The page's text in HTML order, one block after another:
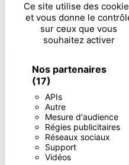
Ce site utilise des
et vous donne le
sur ceux que vous
souhaitez activer
Nos partenaires
(17)
APIs
Autre
Mesure d'audience
Régies publicitaires
Réseaux sociaux
Support
Vidéos
En cochant cette
** Les données personnelles
vous contacter. Elles sont destinées
disposez de droits d’accès, de
limitation, d’opposition, de retrait
droit d’introduire une réclamation